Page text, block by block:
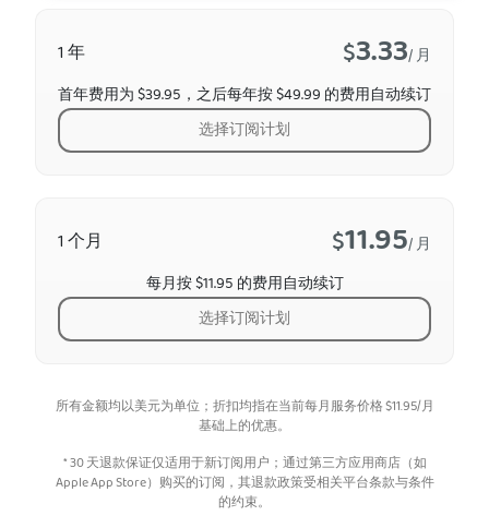
1 个月 $11.95/ 月
每月按 $11.95 的费用自动续订
选择订阅计划
1 年 $3.33/ 月
首年费用为 $39.95，之后每年按 $49.99 的费用自动续订
选择订阅计划
所有金额均以美元为单位；折扣均指在当前每月服务价格$11.95/月
基础上的优惠。
* 30 天退款保证仅适用于新订阅用户；通过第三方应用商店（如
Apple App Store）购买的订阅，其退款政策受相关平台条款与条件
的约束。